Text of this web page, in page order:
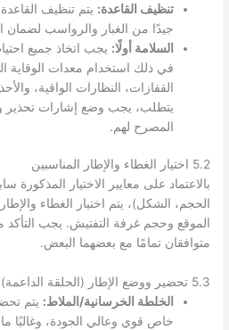
تنظيف القاعدة: يتم تنظيف
جيدًا من الغبار والرواسب لضمان
السلامة أولًا: يجب اتخاذ جميع
القفازات، النظارات الواقية،
يتطلب، يجب وضع إشارات تحذير
المصرح لهم.
5.2 اختيار الغطاء والإطار المناسبين
بالاعتماد على معايير الاختيار المذكورة
الحجم، الشكل)، يتم اختيار الغطاء
الموقع وحجم غرفة التفتيش. يجب التأكد
متوافقان تمامًا مع بعضهما البعض.
5.3 تحضير ووضع الإطار (الحلقة الداعمة)
الخلطة الخرسانية/الملاط: يتم
خاص قوي وعالي الجودة، وغالبًا